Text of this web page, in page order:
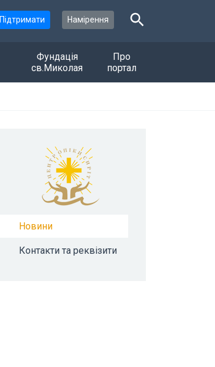
Підтримати Намірення
Фундація
св.Миколая
Про
портал
Новини
Контакти та реквізити